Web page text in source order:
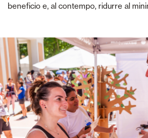
beneficio e, al contempo, ridurre al